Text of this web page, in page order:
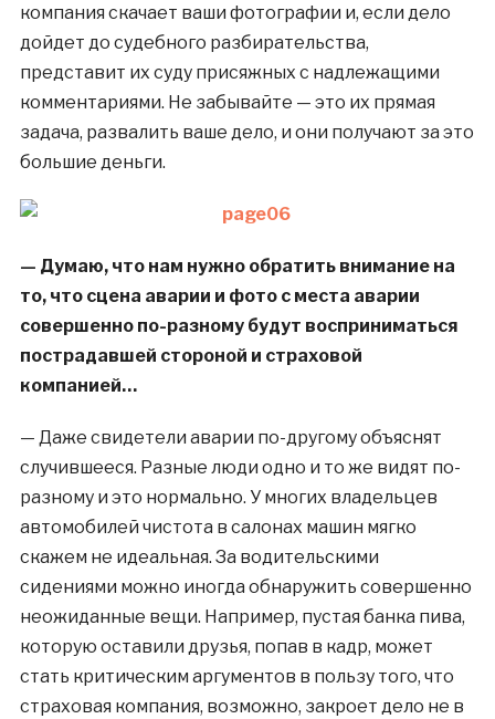
компания скачает ваши фотографии и, если дело
дойдет до судебного разбирательства,
представит их суду присяжных с надлежащими
комментариями. Не забывайте — это их прямая
задача, развалить ваше дело, и они получают за это
большие деньги.
— Думаю, что нам нужно обратить внимание на
то, что сцена аварии и фото с места аварии
совершенно по-разному будут восприниматься
пострадавшей стороной и страховой
компанией…
— Даже свидетели аварии по-другому объяснят
случившееся. Разные люди одно и то же видят по-
разному и это нормально. У многих владельцев
автомобилей чистота в салонах машин мягко
скажем не идеальная. За водительскими
сидениями можно иногда обнаружить совершенно
неожиданные вещи. Например, пустая банка пива,
которую оставили друзья, попав в кадр, может
стать критическим аргументов в пользу того, что
страховая компания, возможно, закроет дело не в